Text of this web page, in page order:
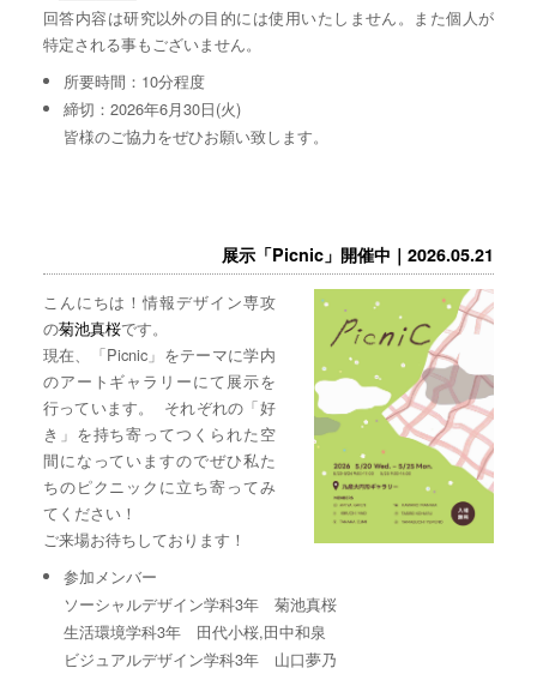
回答内容は研究以外の目的には使用いたしません。また個人が
特定される事もございません。
所要時間：10分程度
締切：2026年6月30日(火)
皆様のご協力をぜひお願い致します。
展示「Picnic」開催中｜2026.05.21
こんにちは！情報デザイン専攻
の菊池真桜です。
現在、「Picnic」をテーマに学内
のアートギャラリーにて展示を
行っています。 それぞれの「好
き」を持ち寄ってつくられた空
間になっていますのでぜひ私た
ちのピクニックに立ち寄ってみ
てください！
ご来場お待ちしております！
参加メンバー
ソーシャルデザイン学科3年 菊池真桜
生活環境学科3年 田代小桜,田中和泉
ビジュアルデザイン学科3年 山口夢乃